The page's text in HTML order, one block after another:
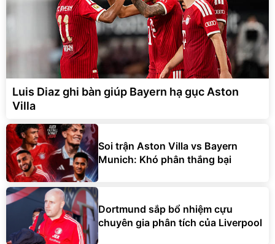
Luis Diaz ghi bàn giúp Bayern hạ gục Aston
Villa
Soi trận Aston Villa vs Bayern
Munich: Khó phân thắng bại
Dortmund sắp bổ nhiệm cựu
chuyên gia phân tích của Liverpool